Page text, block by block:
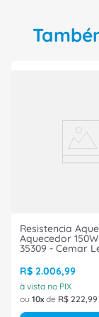
Resistencia
Aquecedor
35309 - Cemar
R$ 2.006,99
à vista no PIX
ou 10 de R$ 222,99